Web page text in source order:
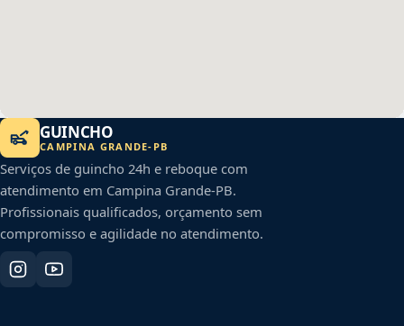
GUINCHO
CAMPINA GRANDE- PB
Serviços de guincho 24h e reboque com
atendimento em Campina Grande-PB.
Profissionais qualificados, orçamento sem
compromisso e agilidade no atendimento.